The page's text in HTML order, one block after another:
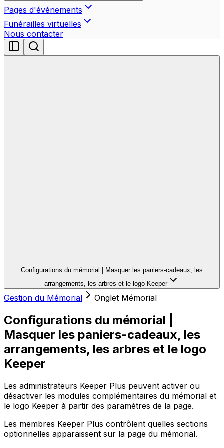
Pages d'événements
Funérailles virtuelles
Nous contacter
Configurations du mémorial | Masquer les paniers-cadeaux, les
arrangements, les arbres et le logo Keeper
Gestion du Mémorial Onglet Mémorial
Configurations du mémorial |
Masquer les paniers-cadeaux, les
arrangements, les arbres et le logo
Keeper
Les administrateurs Keeper Plus peuvent activer ou
désactiver les modules complémentaires du mémorial et
le logo Keeper à partir des paramètres de la page.
Les membres Keeper Plus contrôlent quelles sections
optionnelles apparaissent sur la page du mémorial.